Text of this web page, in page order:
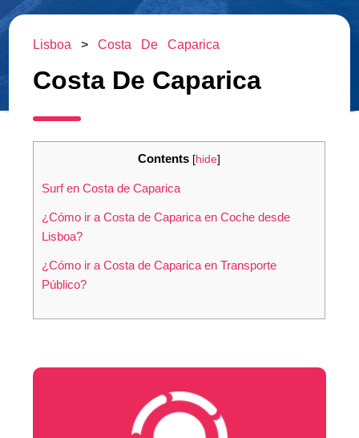
Lisboa >Costa De Caparica
Costa De Caparica
Contents [hide]
Surf en Costa de Caparica
¿Cómo ir a Costa de Caparica en Coche desde
Lisboa?
¿Cómo ir a Costa de Caparica en Transporte
Público?